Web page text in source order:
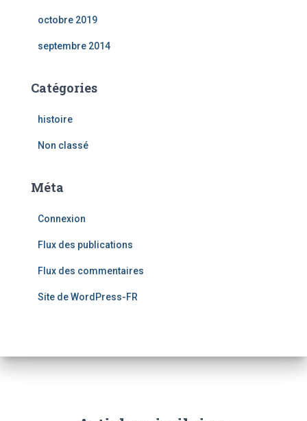
octobre 2019
septembre 2014
Catégories
histoire
Non classé
Méta
Connexion
Flux des publications
Flux des commentaires
Site de WordPress-FR